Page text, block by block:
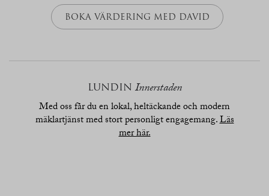
BOKA VÄRDERING MED DAVID
LUNDIN Innerstaden
Med oss får du en lokal, heltäckande och modern
mäklartjänst med stort personligt engagemang.Läs
mer här.